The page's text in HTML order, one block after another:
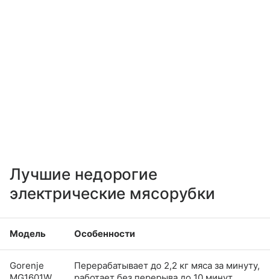
Лучшие недорогие
электрические мясорубки
Модель Особенности
Gorenje
Перерабатывает до 2,2 кг мяса за минуту,